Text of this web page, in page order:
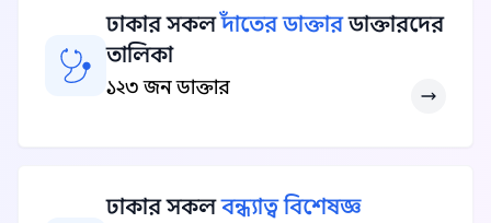
ঢাকার সকলদাঁতের ডাক্তারডাক্তারদের
তালিকা
১২৩ জন ডাক্তার
ঢাকার সকলবন্ধ্যাত্ব বিশেষজ্ঞ